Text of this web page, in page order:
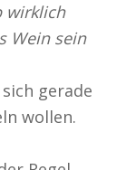
wirklich
Wein sein
gerade
wollen.